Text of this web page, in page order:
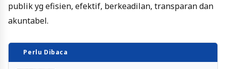
publik yg efisien, efektif, berkeadilan, transparan dan
akuntabel.
Perlu Dibaca